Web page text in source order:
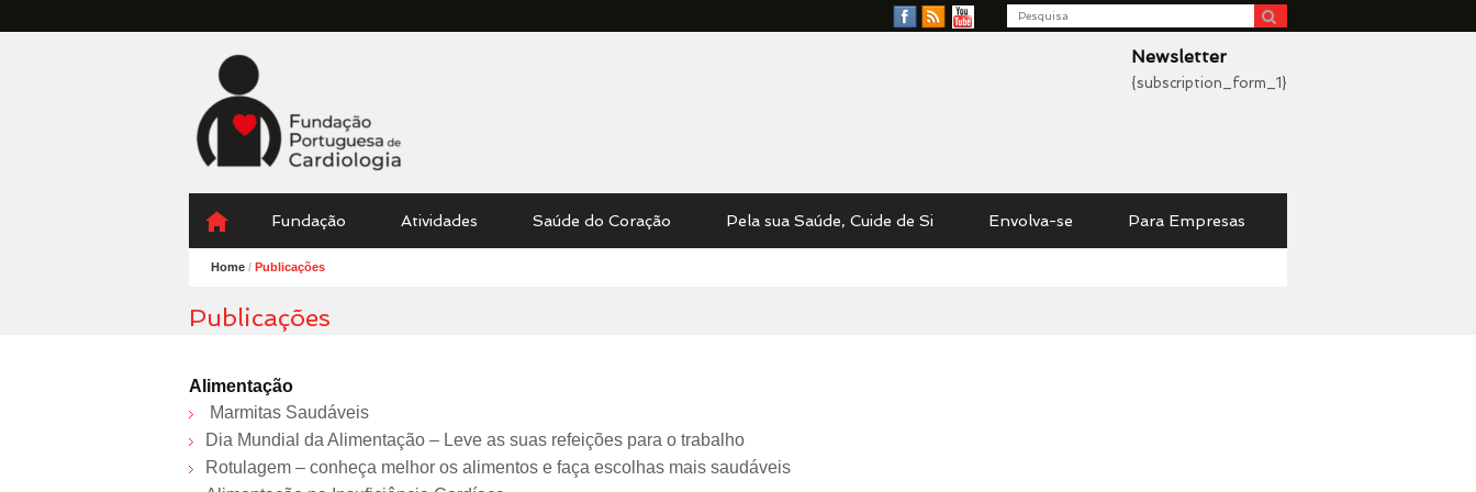
Facebook
RSS
YouTube
Search
Fundação
Portuguesa
Cardiologia
Newsletter
{subscription_form_1}
Menu
content
Fundação Atividades Saúde do Coração Pela sua Saúde, Cuide de Si Envolva-se Para Empresas
Home / Publicações
Publicações
Alimentação
Marmitas Saudáveis
Dia Mundial da Alimentação – Leve as suas refeições para o trabalho
Rotulagem – conheça melhor os alimentos e faça escolhas mais saudáveis